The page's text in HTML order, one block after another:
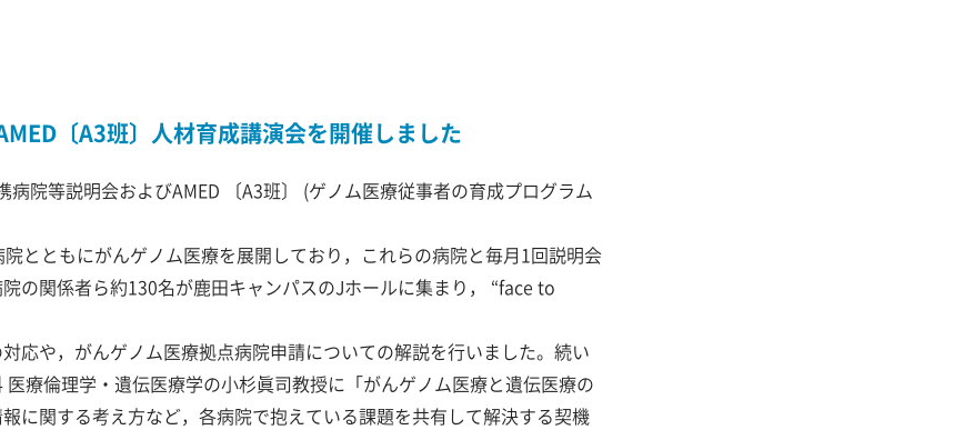
〔A3班〕人材育成講演会を開催しました
院等説明会およびAMED 〔A3班〕 (ゲノム医療従事者の育成プログラム
とともにがんゲノム医療を展開しており，これらの病院と毎月1回説明会
の関係者ら約130名が鹿田キャンパスのJホールに集まり， “face to
応や，がんゲノム医療拠点病院申請についての解説を行いました。続い
療倫理学・遺伝医療学の小杉眞司教授に「がんゲノム医療と遺伝医療の
に関する考え方など，各病院で抱えている課題を共有して解決する契機